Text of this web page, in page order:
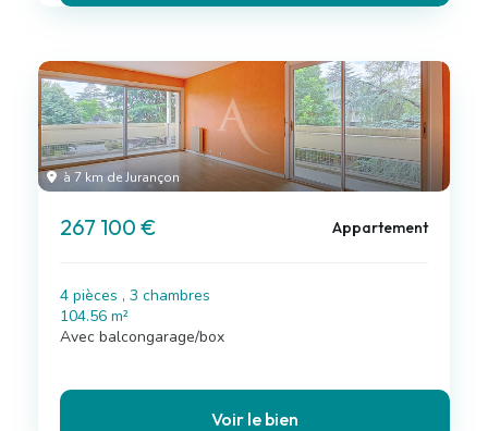
à 7 km de Jurançon
267 100 € Appartement
4 pièces , 3 chambres
104.56 m²
Avec balcongarage/box
Voir le bien